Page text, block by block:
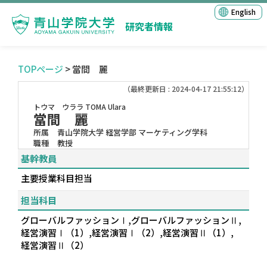
研究者情報
English
TOPページ > 當間 麗
（最終更新日 : 2024-04-17 21:55:12）
トウマ ウララ TOMA Ulara
當間 麗
所属
青山学院大学 経営学部 マーケティング学科
職種
教授
基幹教員
主要授業科目担当
担当科目
グローバルファッションⅠ,グローバルファッションⅡ,
経営演習Ⅰ（1）,経営演習Ⅰ（2）,経営演習Ⅱ（1）,
経営演習Ⅱ（2）